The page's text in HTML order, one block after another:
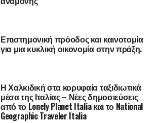
Επιστημονική πρόοδος και καινοτομία
για μια κυκλική οικονομία στην πράξη.
Η Χαλκιδική στα κορυφαία ταξιδιωτικά
μέσα της Ιταλίας – Νέες δημοσιεύσεις
από το Lonely Planet Italia και το National
Geographic Traveler Italia